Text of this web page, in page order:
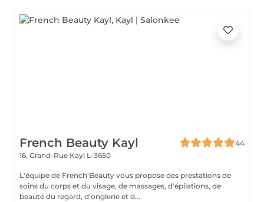
French Beauty Kayl
44
16, Grand-Rue Kayl L-3650
L'équipe de French'Beauty vous propose des prestations de
soins du corps et du visage, de massages, d'épilations, de
beauté du regard, d'onglerie et d...